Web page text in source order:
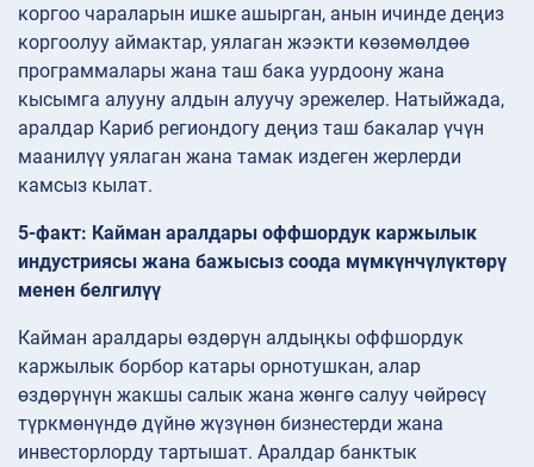
коргоо чараларын ишке ашырган, анын ичинде деңиз
коргоолуу аймактар, уялаган жээкти көзөмөлдөө
программалары жана таш бака уурдоону жана
кысымга алууну алдын алуучу эрежелер. Натыйжада,
аралдар Кариб региондогу деңиз таш бакалар үчүн
маанилүү уялаган жана тамак издеген жерлерди
камсыз кылат.
5-факт: Кайман аралдары оффшордук каржылык
индустриясы жана бажысыз соода мүмкүнчүлүктөрү
менен белгилүү
Кайман аралдары өздөрүн алдыңкы оффшордук
каржылык борбор катары орнотушкан, алар
өздөрүнүн жакшы салык жана жөнгө салуу чөйрөсү
түркмөнүндө дүйнө жүзүнөн бизнестерди жана
инвесторлорду тартышат. Аралдар банктык